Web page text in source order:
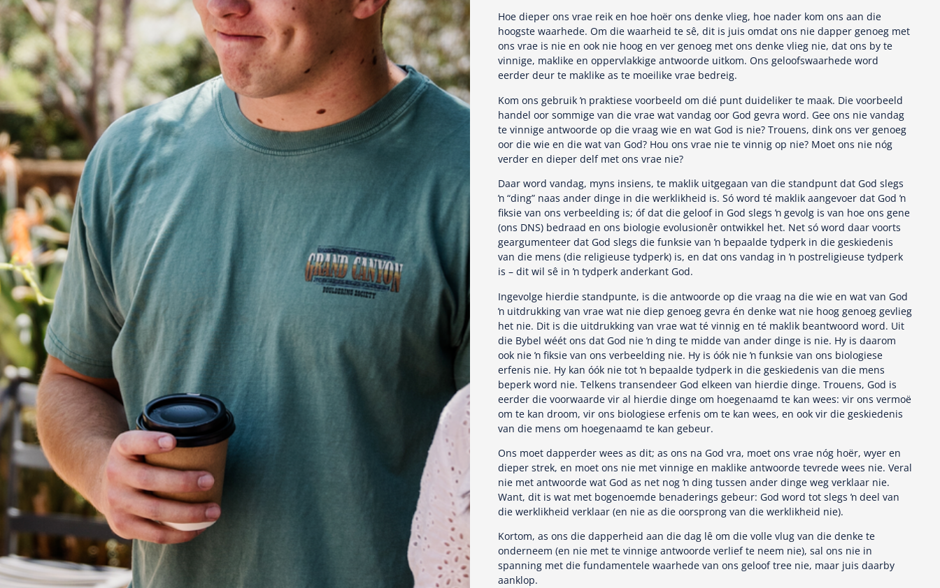
Hoe dieper ons vrae reik en hoe hoër ons denke vlieg, hoe nader kom ons aan die
hoogste waarhede. Om die waarheid te sê, dit is juis omdat ons nie dapper genoeg met
ons vrae is nie en ook nie hoog en ver genoeg met ons denke vlieg nie, dat ons by te
vinnige, maklike en oppervlakkige antwoorde uitkom. Ons geloofswaarhede word
eerder deur te maklike as te moeilike vrae bedreig.
Kom ons gebruik ŉ praktiese voorbeeld om dié punt duideliker te maak. Die voorbeeld
handel oor sommige van die vrae wat vandag oor God gevra word. Gee ons nie vandag
te vinnige antwoorde op die vraag wie en wat God is nie? Trouens, dink ons ver genoeg
oor die wie en die wat van God? Hou ons vrae nie te vinnig op nie? Moet ons nie nóg
verder en dieper delf met ons vrae nie?
Daar word vandag, myns insiens, te maklik uitgegaan van die standpunt dat God slegs
ŉ “ding” naas ander dinge in die werklikheid is. Só word té maklik aangevoer dat God ŉ
fiksie van ons verbeelding is; óf dat die geloof in God slegs ŉ gevolg is van hoe ons gene
(ons DNS) bedraad en ons biologie evolusionêr ontwikkel het. Net só word daar voorts
geargumenteer dat God slegs die funksie van ŉ bepaalde tydperk in die geskiedenis
van die mens (die religieuse tydperk) is, en dat ons vandag in ŉ postreligieuse tydperk
is – dit wil sê in ŉ tydperk anderkant God.
Ingevolge hierdie standpunte, is die antwoorde op die vraag na die wie en wat van God
ŉ uitdrukking van vrae wat nie diep genoeg gevra én denke wat nie hoog genoeg gevlieg
het nie. Dit is die uitdrukking van vrae wat té vinnig en té maklik beantwoord word. Uit
die Bybel wéét ons dat God nie ŉ ding te midde van ander dinge is nie. Hy is daarom
ook nie ŉ fiksie van ons verbeelding nie. Hy is óók nie ŉ funksie van ons biologiese
erfenis nie. Hy kan óók nie tot ŉ bepaalde tydperk in die geskiedenis van die mens
beperk word nie. Telkens transendeer God elkeen van hierdie dinge. Trouens, God is
eerder die voorwaarde vir al hierdie dinge om hoegenaamd te kan wees: vir ons vermoë
om te kan droom, vir ons biologiese erfenis om te kan wees, en ook vir die geskiedenis
van die mens om hoegenaamd te kan gebeur.
Ons moet dapperder wees as dit; as ons na God vra, moet ons vrae nóg hoër, wyer en
dieper strek, en moet ons nie met vinnige en maklike antwoorde tevrede wees nie. Veral
nie met antwoorde wat God as net nog ŉ ding tussen ander dinge weg verklaar nie.
Want, dit is wat met bogenoemde benaderings gebeur: God word tot slegs ŉ deel van
die werklikheid verklaar (en nie as die oorsprong van die werklikheid nie).
Kortom, as ons die dapperheid aan die dag lê om die volle vlug van die denke te
onderneem (en nie met te vinnige antwoorde verlief te neem nie), sal ons nie in
spanning met die fundamentele waarhede van ons geloof tree nie, maar juis daarby
aanklop.